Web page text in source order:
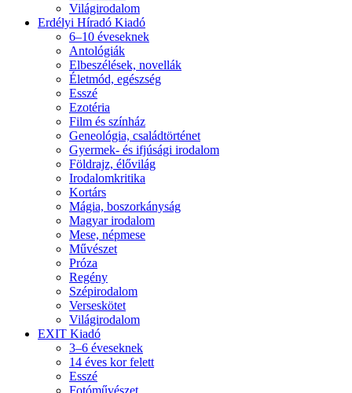
Világirodalom
Erdélyi Híradó Kiadó
6–10 éveseknek
Antológiák
Elbeszélések, novellák
Életmód, egészség
Esszé
Ezotéria
Film és színház
Geneológia, családtörténet
Gyermek- és ifjúsági irodalom
Földrajz, élővilág
Irodalomkritika
Kortárs
Mágia, boszorkányság
Magyar irodalom
Mese, népmese
Művészet
Próza
Regény
Szépirodalom
Verseskötet
Világirodalom
EXIT Kiadó
3–6 éveseknek
14 éves kor felett
Esszé
Fotóművészet